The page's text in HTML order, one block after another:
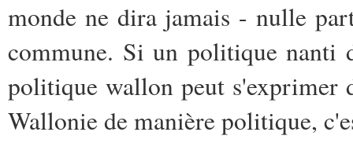
monde ne dira jamais - nulle
commune. Si un politique nanti
politique wallon peut s'exprimer
Wallonie de manière politique,